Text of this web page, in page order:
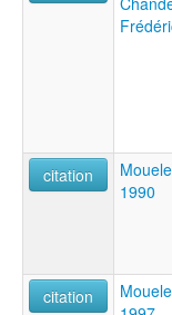
citation
1990
citation